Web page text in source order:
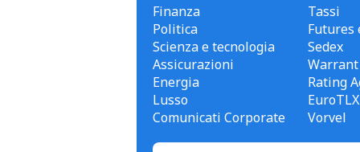
Finanza
Politica
Scienza e tecnologia
Assicurazioni
Energia
Lusso
Comunicati Corporate
Tassi
Futures
Sedex
Warrant
Rating
EuroTLX
Vorvel